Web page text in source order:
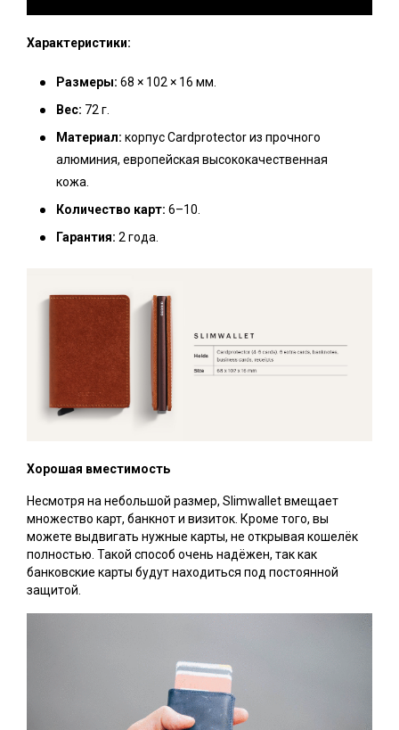
Характеристики:
Размеры: 68 × 102 × 16 мм.
Вес: 72 г.
Материал: корпус Cardprotector из прочного
алюминия, европейская высококачественная
кожа.
Количество карт: 6–10.
Гарантия: 2 года.
Хорошая вместимость
Несмотря на небольшой размер, Slimwallet вмещает
множество карт, банкнот и визиток. Кроме того, вы
можете выдвигать нужные карты, не открывая кошелёк
полностью. Такой способ очень надёжен, так как
банковские карты будут находиться под постоянной
защитой.